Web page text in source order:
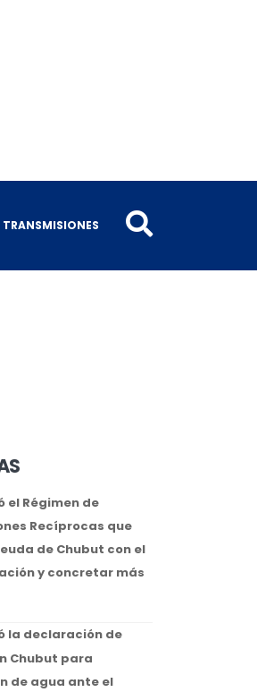
TRANSMISIONES
el Régimen de
Recíprocas que
de Chubut con el
y concretar más
la declaración de
Chubut para
de agua ante el